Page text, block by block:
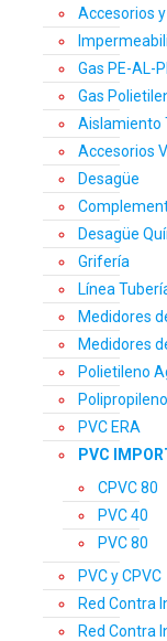
Accesorios
Gas PE-AL-
Gas
Aislamiento
Accesorios
Desagüe
Desagüe
Grifería
Línea
Medidores
Medidores
Polietileno
Polipropileno
PVC ERA
PVC
CPVC 80
PVC 40
PVC 80
PVC y CPVC
Red Contra
Red Contra